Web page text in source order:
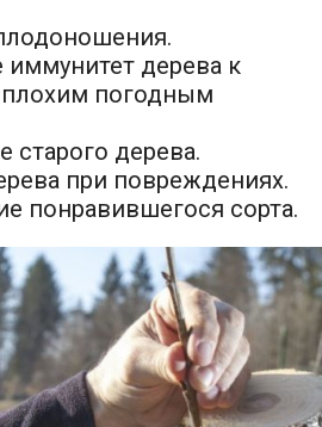
дерева к
погодным
дерева.
при повреждениях.
понравившегося сорта.